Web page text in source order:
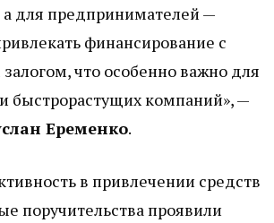
а для предпринимателей —
финансирование с
что особенно важно для
быстрорастущих компаний», —
Еременко.
в привлечении средств
поручительства проявили